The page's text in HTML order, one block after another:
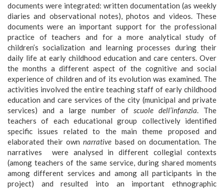
documents were integrated: written documentation (as weekly
diaries and observational notes), photos and videos. These
documents were an important support for the professional
practice of teachers and for a more analytical study of
children’s socialization and learning processes during their
daily life at early childhood education and care centers. Over
the months a different aspect of the cognitive and social
experience of children and of its evolution was examined. The
activities involved the entire teaching staff of early childhood
education and care services of the city (municipal and private
services) and a large number of scuole dell’infanzia. The
teachers of each educational group collectively identified
specific issues related to the main theme proposed and
elaborated their ownnarrative based on documentation. The
narratives were analysed in different collegial contexts
(among teachers of the same service, during shared moments
among different services and among all participants in the
project) and resulted into an important ethnographic